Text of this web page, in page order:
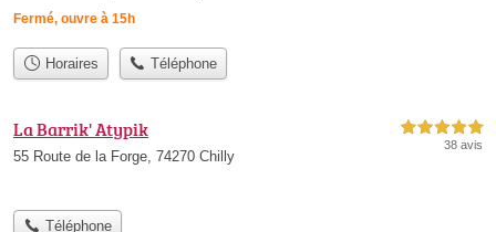
Fermé, ouvre à 15h
Horaires Téléphone
La Barrik' Atypik
55 Route de la Forge, 74270 Chilly
5,0 étoiles sur 5
38 avis
Téléphone